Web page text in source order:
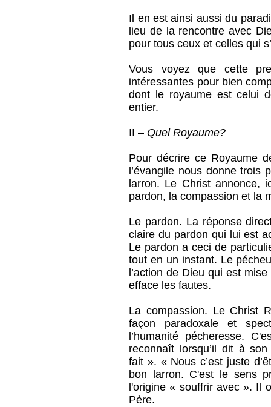
Il en est ainsi aussi du
lieu de la rencontre avec
pour tous ceux et celles qui
Vous voyez que cette
intéressantes pour bien
dont le royaume est celui
entier.
II – Quel Royaume?
Pour décrire ce Royaume
l’évangile nous donne
larron. Le Christannonce,
pardon, la compassion et la
Le pardon. La réponse
claire du pardon qui lui est
Le pardon a ceci de
tout en un instant. Le
l’action de Dieu qui est
efface les fautes.
La compassion. Le Christ
façon paradoxale et
l’humanité pécheresse.
reconnaît lorsqu’il dit à
fait ». « Nous c’est juste
bon larron. C'est le sens
l'origine « souffrir avec ». Il
Père.